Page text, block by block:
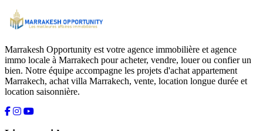
Marrakesh Opportunity est votre agence immobilière et agence
immo locale à Marrakech pour acheter, vendre, louer ou confier un
bien. Notre équipe accompagne les projets d'achat appartement
Marrakech, achat villa Marrakech, vente, location longue durée et
location saisonnière.